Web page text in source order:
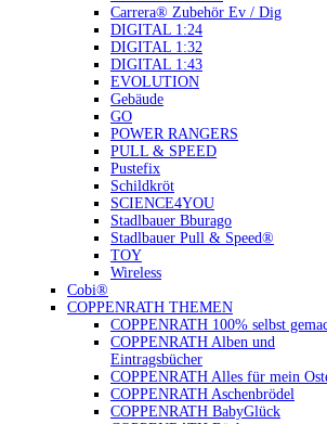
Carrera® Zubehör Ev / Dig
DIGITAL 1:24
DIGITAL 1:32
DIGITAL 1:43
EVOLUTION
Gebäude
GO
POWER RANGERS
PULL & SPEED
Pustefix
Schildkröt
SCIENCE4YOU
Stadlbauer Bburago
Stadlbauer Pull & Speed®
TOY
Wireless
Cobi®
COPPENRATH THEMEN
COPPENRATH 100% selbst
COPPENRATH Alben und
Eintragsbücher
COPPENRATH Alles für mein
COPPENRATH Aschenbrödel
COPPENRATH BabyGlück